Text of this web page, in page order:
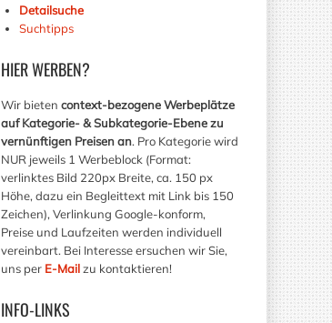
Detailsuche
Suchtipps
HIERWERBEN?
Wir bieten context-bezogene Werbeplätze
auf Kategorie- & Subkategorie-Ebene zu
vernünftigen Preisen an. Pro Kategorie wird
NUR jeweils 1 Werbeblock (Format:
verlinktes Bild 220px Breite, ca. 150 px
Höhe, dazu ein Begleittext mit Link bis 150
Zeichen), Verlinkung Google-konform,
Preise und Laufzeiten werden individuell
vereinbart. Bei Interesse ersuchen wir Sie,
uns per E-Mailzu kontaktieren!
INFO-LINKS